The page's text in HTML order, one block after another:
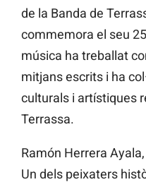
de la Banda de
commemora el seu
música ha treballat
mitjans escrits i ha
culturals i artístiques
Terrassa.
Ramón Herrera
Un dels peixaters